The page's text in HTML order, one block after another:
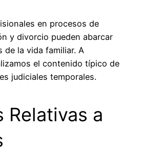
en procesos de
y divorcio pueden abarcar
de la vida familiar. A
el contenido típico de
judiciales temporales.
Relativas a